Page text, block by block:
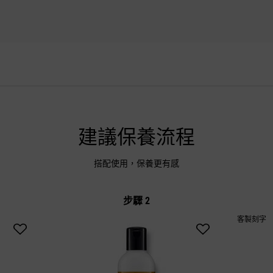
建議保養流程
搭配使用，保養更有感
步驟 2
客製刻字